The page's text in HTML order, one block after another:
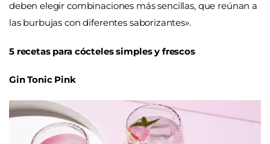
deben elegir combinaciones más sencillas, que reúnan a
las burbujas con diferentes saborizantes».
5 recetas para cócteles simples y frescos
Gin Tonic Pink